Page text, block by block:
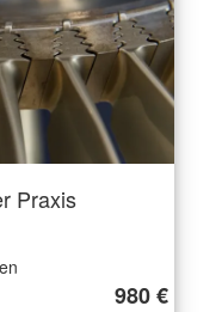
Praxis
980 €